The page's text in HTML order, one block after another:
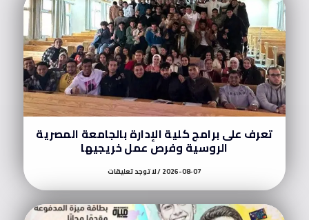
تعرف على برامج كلية الإدارة بالجامعة المصرية
الروسية وفرص عمل خريجيها
2026-08-07 لا توجد تعليقات